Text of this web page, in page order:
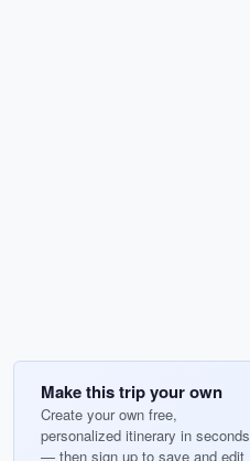
Make this trip your own
Create your own free,
personalized itinerary in seconds
— then sign up to save and edit